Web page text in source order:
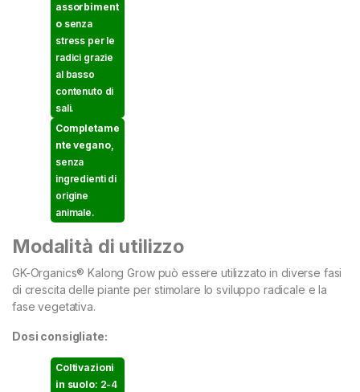
assorbiment
osenza
stress per le
radici grazie
al basso
contenuto di
sali.
Completame
nte vegano,
senza
ingredienti di
origine
animale.
Modalità di utilizzo
GK-Organics® Kalong Grow può essere utilizzato in diverse fasi
di crescita delle piante per stimolare lo sviluppo radicale e la
fase vegetativa.
Dosi consigliate:
Coltivazioni
in suolo: 2-4